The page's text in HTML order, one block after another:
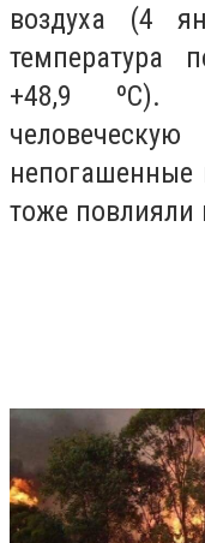
воздуха (4
температура
+48,9 ºС).
непогашенные
тоже повлияли